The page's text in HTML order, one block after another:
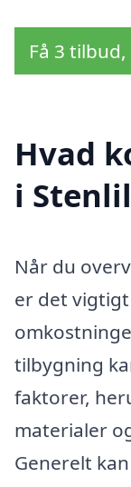
Få 3
Hvad
i
Når du
er det
tilbygning
faktorer,
materialer
Generelt